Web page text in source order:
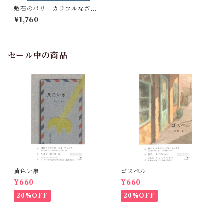
敷石のパリ カラフルなざわ
めきの足音へ
¥1,760
セール中の商品
黄色い象
¥660
20%OFF
ゴスペル
¥660
20%OFF